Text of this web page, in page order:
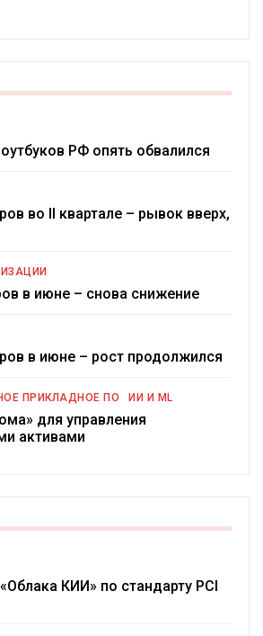
РФ опять обвалился
во II квартале – рывок вверх,
в июне – снова снижение
в июне – рост продолжился
ПРИКЛАДНОЕ ПО ИИ И ML
для управления
активами
КИИ» по стандарту PCI